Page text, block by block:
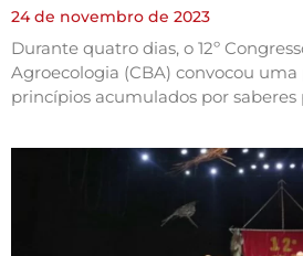
24 de novembro de 2023
Durante quatro dias, o 12º
Agroecologia (CBA) convocou
princípios acumulados por